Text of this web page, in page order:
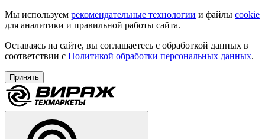
Мы используем рекомендательные технологии и файлы cookie
для аналитики и правильной работы сайта.
Оставаясь на сайте, вы соглашаетесь с обработкой данных в
соответствии с Политикой обработки персональных данных.
Принять